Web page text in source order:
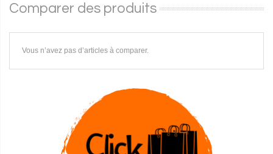
Comparer des produits
Vous n’avez pas d’articles à comparer.